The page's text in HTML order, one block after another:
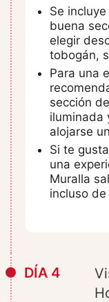
Se
buena
elegir
tobogán,
Para una
sección
iluminada
alojarse
Si te
una
Muralla
incluso
DÍA 4